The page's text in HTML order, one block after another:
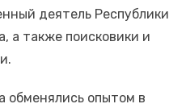
деятель Республики
а также поисковики и
обменялись опытом в